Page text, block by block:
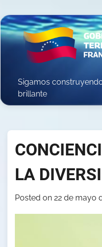
to
content
Sigamos
brillante
LA
Posted on 22 de mayo